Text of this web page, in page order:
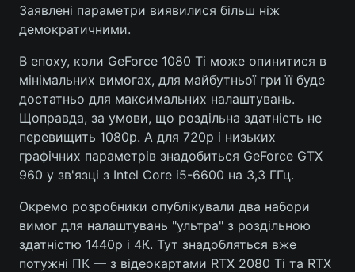
Україна Політика
Спорт Наука
Техно і зв'язок Лайт
Зброя Інциденти
Здоров'я
Цікавинки Погода
Екологія Регіони
Заявлені параметри виявилися більш ніж
демократичними.
В епоху, коли GeForce 1080 Ti може опинитися в
мінімальних вимогах, для майбутньої гри її буде
достатньо для максимальних налаштувань.
Щоправда, за умови, що роздільна здатність не
перевищить 1080р. А для 720р і низьких
графічних параметрів знадобиться GeForce GTX
960 у зв'язці з Intel Core i5-6600 на 3,3 ГГц.
Окремо розробники опублікували два набори
вимог для налаштувань "ультра" з роздільною
здатністю 1440р і 4К. Тут знадобляться вже
потужні ПК — з відеокартами RTX 2080 Ti та RTX